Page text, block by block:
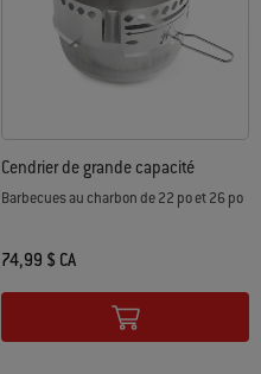
Cendrier de grande capacité
Barbecues au charbon de 22 po et 26 po
74,99 $ CA
Color Options